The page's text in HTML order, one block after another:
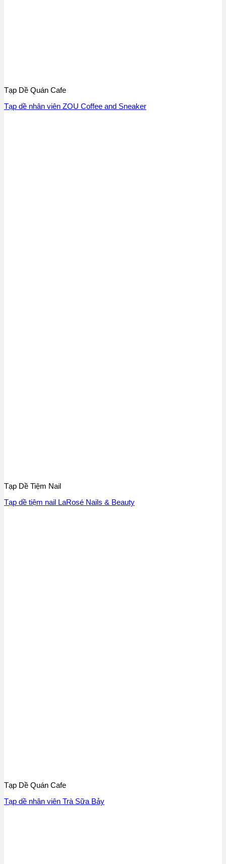
Tạp Dề Quán Cafe
Tạp dề nhân viên ZOU Coffee and Sneaker
Tạp Dề Tiệm Nail
Tạp dề tiệm nail LaRosé Nails & Beauty
Tạp Dề Quán Cafe
Tạp dề nhân viên Trà Sữa Bảy